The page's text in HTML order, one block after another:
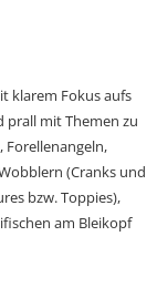
klarem Fokus aufs
prall mit Themen zu
Forellenangeln,
(Cranks und
bzw. Toppies),
am Bleikopf